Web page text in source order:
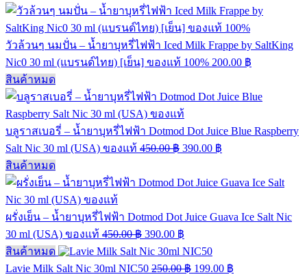
วัวล้วนๆ นมปั่น – น้ำยาบุหรี่ไฟฟ้า Iced Milk Frappe by SaltKing
Nic0 30 ml (แบรนด์ไทย) [เย็น] ของแท้ 100% 200.00 ฿
สินค้าหมด
บลูราสเบอรี่ – น้ำยาบุหรี่ไฟฟ้า Dotmod Dot Juice Blue Raspberry
Salt Nic 30 ml (USA) ของแท้ 450.00฿ 390.00 ฿
สินค้าหมด
ผรั่งเย็น – น้ำยาบุหรี่ไฟฟ้า Dotmod Dot Juice Guava Ice Salt Nic
30 ml (USA) ของแท้ 450.00฿ 390.00 ฿
สินค้าหมด
Lavie Milk Salt Nic 30ml NIC50 250.00฿ 199.00 ฿